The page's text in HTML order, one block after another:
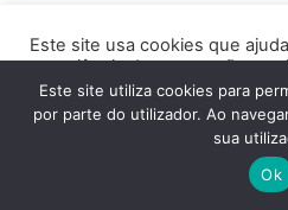
Este site usa cookies que
experiência de navegação no
“Aceitar” ou continuar a
concorda com o uso de
Este site utiliza cookies para
por parte do utilizador. Ao
sua
Ok